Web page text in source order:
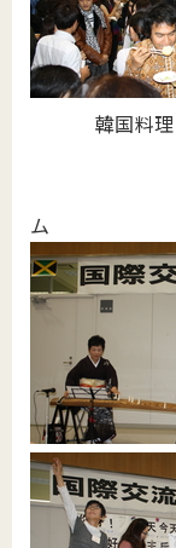
韓国料理
中国
ム